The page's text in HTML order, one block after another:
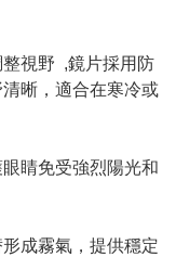
視野 ,鏡片採用防
晰，適合在寒冷或
睛免受強烈陽光和
成霧氣，提供穩定